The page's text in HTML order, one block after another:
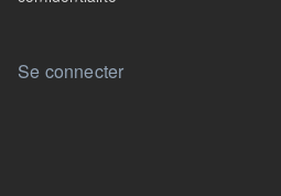
User account menu
Se connecter